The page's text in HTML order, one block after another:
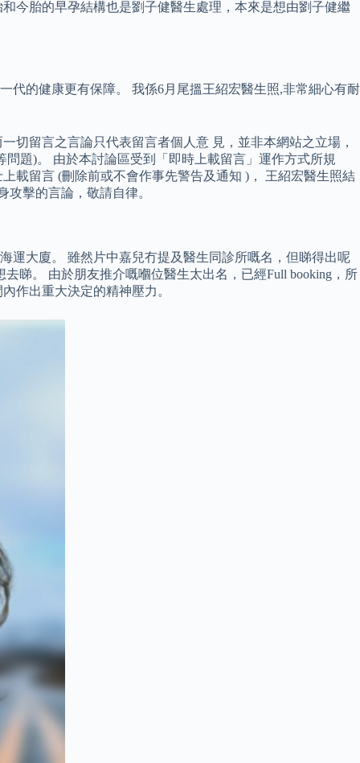
今胎的早孕結構也是劉子健醫生處理，本來是想由劉子健繼
代的健康更有保障。 我係6月尾搵王紹宏醫生照,非常細心有耐
切留言之言論只代表留言者個人意 見，並非本網站之立場，
題)。 由於本討論區受到「即時上載留言」運作方式所規
載留言 (刪除前或不會作事先警告及通知 )， 王紹宏醫生照結
擊的言論，敬請自律。
運大廈。 雖然片中嘉兒冇提及醫生同診所嘅名，但睇得出呢
睇。 由於朋友推介嘅嗰位醫生太出名，已經Full booking，所
作出重大決定的精神壓力。